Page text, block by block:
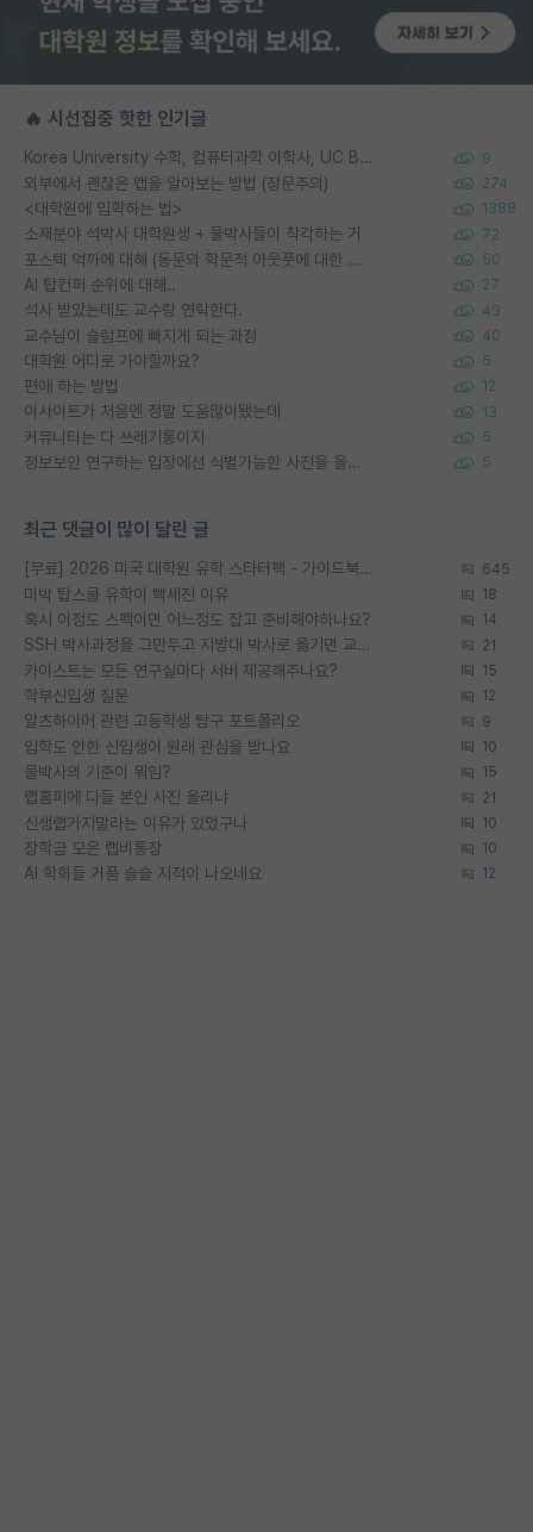
🔥 시선집중 핫한 인기글
Korea University 수학, 컴퓨터과학 이학사, UC Berkeley 산업공학 대학원 공학박사가 되는 것은 쉽지 않겠죠? 9
외부에서 괜찮은 랩을 알아보는 방법 (장문주의) 274
<대학원에 입학하는 법> 1388
소재분야 석박사 대학원생 + 물박사들이 착각하는 거 72
포스텍 억까에 대해 (동문의 학문적 아웃풋에 대한 반박) 50
AI 탑컨퍼 순위에 대해.. 27
석사 받았는데도 교수랑 연락한다. 43
교수님이 슬럼프에 빠지게 되는 과정 40
대학원 어디로 가야할까요? 5
편애 하는 방법 12
이사이트가 처음엔 정말 도움많이됐는데 13
커뮤니티는 다 쓰레기통이지 5
정보보안 연구하는 입장에선 식별가능한 사진을 올리는건 비추이긴함 5
최근 댓글이 많이 달린 글
[무료] 2026 미국 대학원 유학 스타터팩 - 가이드북 & 합격자 컨택메일 템플릿 645
미박 탑스쿨 유학이 빡세진 이유 18
혹시 이정도 스펙이면 어느정도 잡고 준비해야하나요? 14
SSH 박사과정을 그만두고 지방대 박사로 옮기면 교수의 꿈은 끝일까요? 21
카이스트는 모든 연구실마다 서버 제공해주나요? 15
학부신입생 질문 12
알츠하이머 관련 고등학생 탐구 포트폴리오 9
입학도 안한 신입생이 원래 관심을 받나요 10
물박사의 기준이 뭐임? 15
랩홈피에 다들 본인 사진 올리냐 21
신생랩가지말라는 이유가 있었구나 10
장학금 모은 랩비통장 10
AI 학회들 거품 슬슬 지적이 나오네요 12